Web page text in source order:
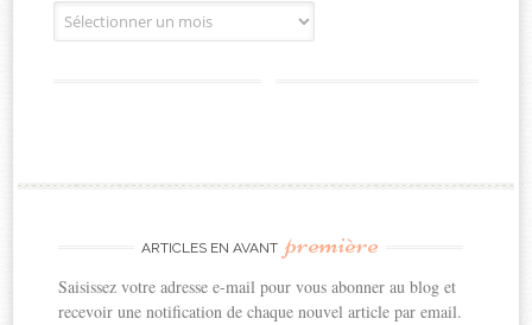
Archives
ARTICLES EN AVANT première
Saisissez votre adresse e-mail pour vous abonner au blog et
recevoir une notification de chaque nouvel article par email.